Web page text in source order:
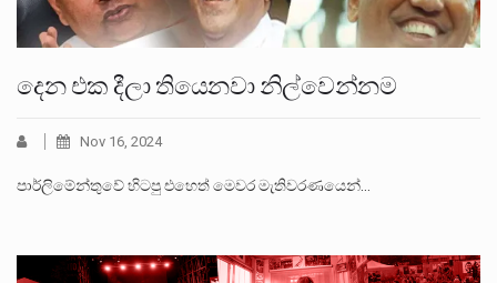
දෙන එක දීලා තියෙනවා නිල්වෙන්නම
Nov 16, 2024
පාර්ලිමේන්තුවේ හිටපු එහෙත් මෙවර මැතිවරණයෙන්…